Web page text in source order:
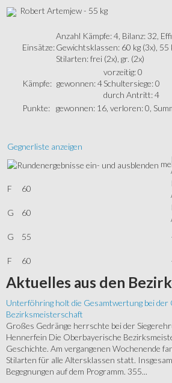
Robert Artemjew - 55 kg
Einsätze:
Anzahl Kämpfe: 4, Bilanz: 32,
Gewichtsklassen: 60 kg (3x), 55
Stilarten: frei (2x), gr. (2x)
Kämpfe: gewonnen: 4
vorzeitig: 0
Schultersiege: 0
durch Antritt: 4
Punkte: gewonnen: 16, verloren: 0,
Gegnerliste anzeigen
F
60
G 60
G 55
F 60
Aktuelles aus den
Unterföhring holt die Gesamtwertung bei der
Bezirksmeisterschaft
Großes Gedränge herrschte bei der
Hennerfein Die Oberbayerische
Geschichte. Am vergangenen Wochenende
Stilarten für alle Altersklassen statt.
Begegnungen auf dem Programm. 355...